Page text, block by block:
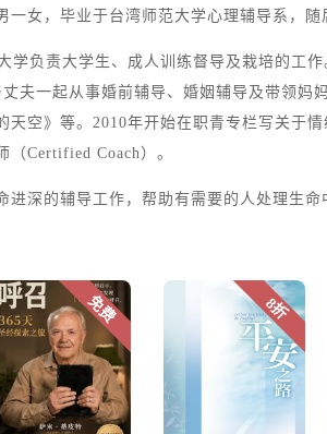
一女，毕业于台湾师范大学心理辅导系，
学负责大学生、成人训练督导及栽培的工
丈夫一起从事婚前辅导、婚姻辅导及带领
天空》等。2010年开始在职青专栏写关于
（Certified Coach）。
进深的辅导工作，帮助有需要的人处理生命